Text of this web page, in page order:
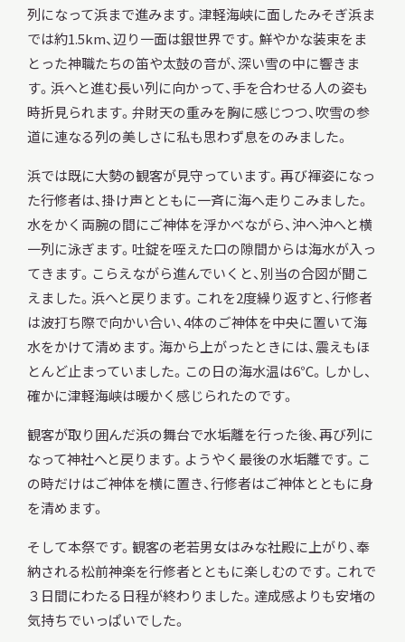
列になって浜まで進みます。津軽海峡に面したみそぎ浜ま
では約1.5km、辺り一面は銀世界です。鮮やかな装束をま
とった神職たちの笛や太鼓の音が、深い雪の中に響きま
す。浜へと進む長い列に向かって、手を合わせる人の姿も
時折見られます。弁財天の重みを胸に感じつつ、吹雪の参
道に連なる列の美しさに私も思わず息をのみました。
浜では既に大勢の観客が見守っています。再び褌姿になっ
た行修者は、掛け声とともに一斉に海へ走りこみました。
水をかく両腕の間にご神体を浮かべながら、沖へ沖へと横
一列に泳ぎます。吐錠を咥えた口の隙間からは海水が入っ
てきます。こらえながら進んでいくと、別当の合図が聞こ
えました。浜へと戻ります。これを2度繰り返すと、行修者
は波打ち際で向かい合い、4体のご神体を中央に置いて海
水をかけて清めます。海から上がったときには、震えもほ
とんど止まっていました。この日の海水温は6℃。しかし、
確かに津軽海峡は暖かく感じられたのです。
観客が取り囲んだ浜の舞台で水垢離を行った後、再び列に
なって神社へと戻ります。ようやく最後の水垢離です。こ
の時だけはご神体を横に置き、行修者はご神体とともに身
を清めます。
そして本祭です。観客の老若男女はみな社殿に上がり、奉
納される松前神楽を行修者とともに楽しむのです。これで
３日間にわたる日程が終わりました。達成感よりも安堵の
気持ちでいっぱいでした。